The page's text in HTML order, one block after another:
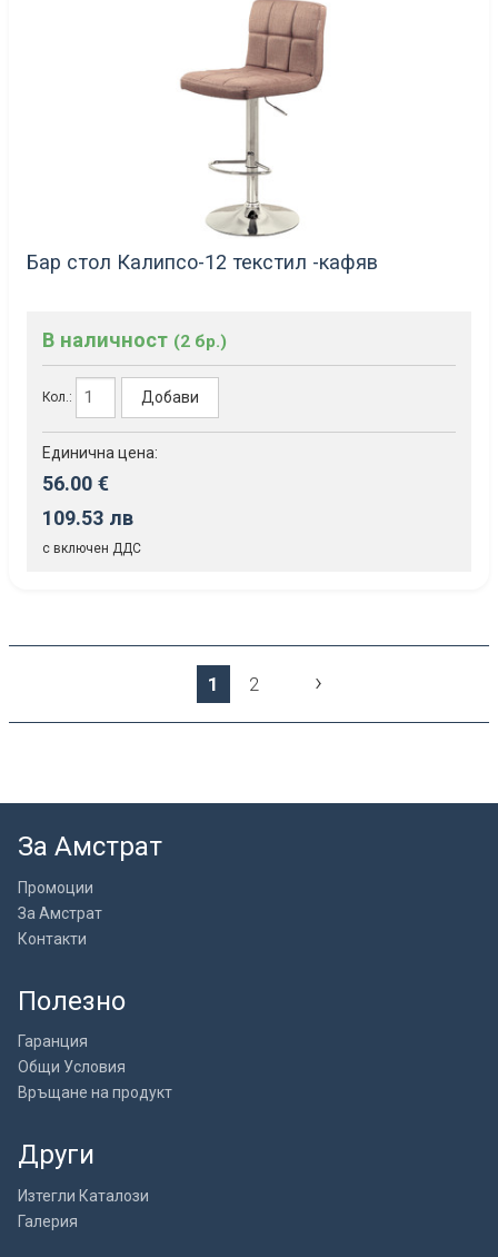
Бар стол Калипсо-12 текстил -кафяв
В наличност (2 бр.)
Кол.: Добави
Единична цена:
56.00 €
109.53 лв
с включен ДДС
1 2 ›
За Амстрат
Промоции
За Амстрат
Контакти
Полезно
Гаранция
Общи Условия
Връщане на продукт
Други
Изтегли Каталози
Галерия